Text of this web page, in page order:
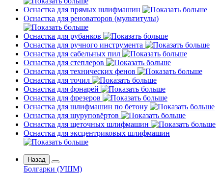
Оснастка для прямых шлифмашин
Оснастка для реноваторов (мультитулы)
Оснастка для рубанков
Оснастка для ручного инструмента
Оснастка для сабельных пил
Оснастка для степлеров
Оснастка для технических фенов
Оснастка для точил
Оснастка для фонарей
Оснастка для фрезеров
Оснастка для шлифмашин по бетону
Оснастка для шуруповёртов
Оснастка для щеточных шлифмашин
Оснастка для эксцентриковых шлифмашин
Назад
Болгарки (УШМ)